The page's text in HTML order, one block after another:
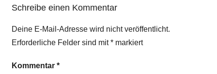
Schreibe einen Kommentar
Deine E-Mail-Adresse wird nicht veröffentlicht.
Erforderliche Felder sind mit* markiert
Kommentar *